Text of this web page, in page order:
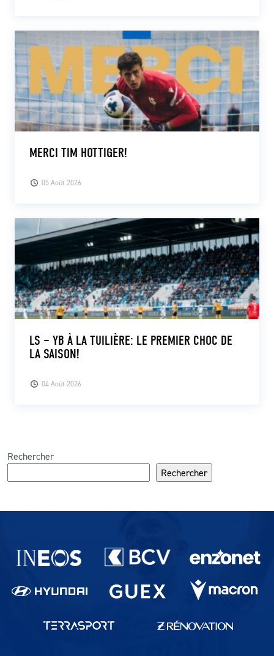
05 Août 2026
MERCI TIM HOTTIGER!
04 Août 2026
LS – YB À LA TUILIÈRE: LE PREMIER CHOC DE
LA SAISON!
Rechercher
Rechercher
Partenaires du lausanne-Sport